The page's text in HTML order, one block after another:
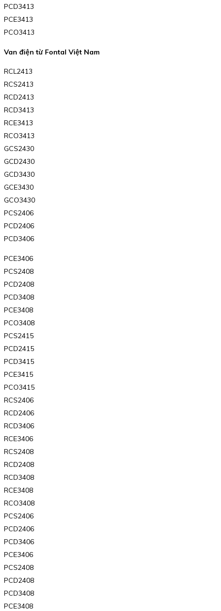
PCD3413
PCE3413
PCO3413
Van điện từ Fontal Việt Nam
RCL2413
RCS2413
RCD2413
RCD3413
RCE3413
RCO3413
GCS2430
GCD2430
GCD3430
GCE3430
GCO3430
PCS2406
PCD2406
PCD3406
PCE3406
PCS2408
PCD2408
PCD3408
PCE3408
PCO3408
PCS2415
PCD2415
PCD3415
PCE3415
PCO3415
RCS2406
RCD2406
RCD3406
RCE3406
RCS2408
RCD2408
RCD3408
RCE3408
RCO3408
PCS2406
PCD2406
PCD3406
PCE3406
PCS2408
PCD2408
PCD3408
PCE3408